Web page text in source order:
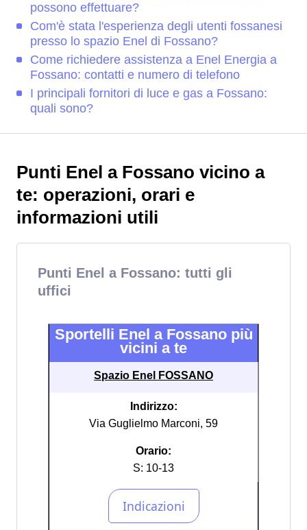
possono effettuare?
Com'è stata l'esperienza degli utenti fossanesi
presso lo spazio Enel di Fossano?
Come richiedere assistenza a Enel Energia a
Fossano: contatti e numero di telefono
I principali fornitori di luce e gas a Fossano:
quali sono?
Punti Enel a Fossano vicino a
te: operazioni, orari e
informazioni utili
Punti Enel a Fossano: tutti gli
uffici
Sportelli Enel a Fossano più
vicini a te
Spazio Enel FOSSANO
Indirizzo:
Via Guglielmo Marconi, 59
Orario:
S: 10-13